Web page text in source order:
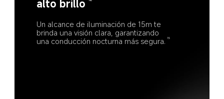
alto brillo
Un alcance de iluminación de 15m te
brinda una visión clara, garantizando
una conducción nocturna más segura. 13